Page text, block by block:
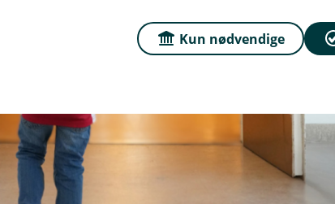
Kun nødvendige